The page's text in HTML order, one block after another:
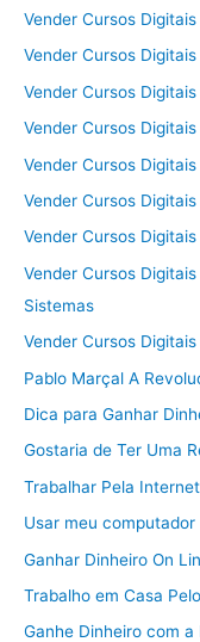
Vender Cursos
Vender Cursos
Vender Cursos
Vender Cursos
Vender Cursos
Vender Cursos
Vender Cursos
Vender Cursos
Sistemas
Vender Cursos Digitais
Pablo Marçal A
Dica para Ganhar
Gostaria de Ter Uma
Trabalhar Pela
Usar meu
Ganhar Dinheiro On
Trabalho em Casa
Ganhe Dinheiro com a